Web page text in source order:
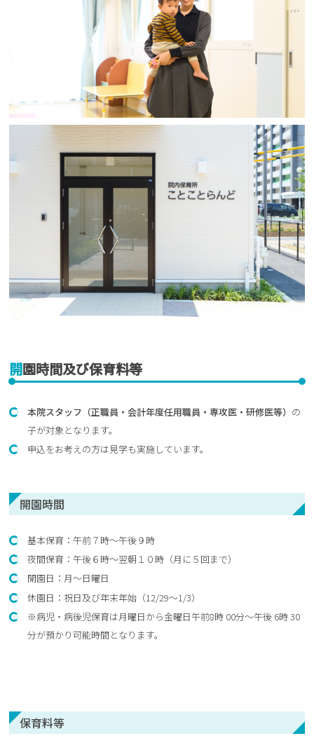
開園時間及び保育料等
本院スタッフ（正職員・会計年度任用職員・専攻医・研修医等） の
子が対象となります。
申込をお考えの方は見学も実施しています。
開園時間
基本保育：午前７時～午後９時
夜間保育：午後６時～翌朝１０時（月に５回まで）
開園日：月～日曜日
休園日：祝日及び年末年始（12/29～1/3）
※病児・病後児保育は月曜日から金曜日午前8時 00分～午後 6時 30
分が預かり可能時間となります。
保育料等